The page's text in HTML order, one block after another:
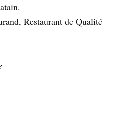
Restaurant de Qualité